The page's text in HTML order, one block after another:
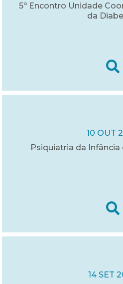
5º Encontro Unidade
da
10 OUT
Psiquiatria da
14 SET